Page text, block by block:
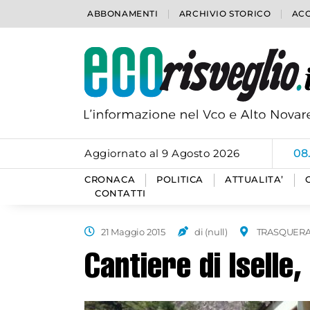
ABBONAMENTI ARCHIVIO STORICO
Aggiornato al 9 Agosto 2026
CRONACA POLITICA ATTUALITA’
CONTATTI
21 Maggio 2015 di (null)
Cantiere di